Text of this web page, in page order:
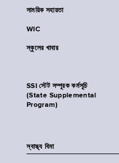
সাময়িক সহায়তা
WIC
স্কুলের খাবার
SSI স্টেট সম্পূরক কর্মসূচি
(State Supplemental
Program)
স্বাস্থ্য বিমা